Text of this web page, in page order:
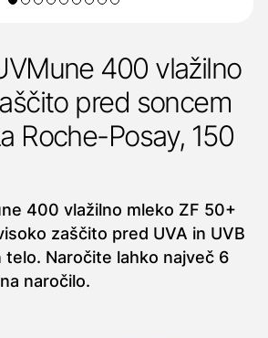
400 vlažilno
pred soncem
Roche-Posay, 150
400 vlažilno mleko ZF 50+
zaščito pred UVA in UVB
telo. Naročite lahko največ 6
naročilo.